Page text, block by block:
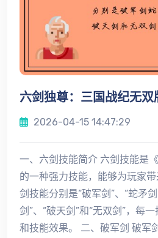
六剑独尊：三国战纪无双
2026-04-15 14:47:29
一、六剑技能简介 六剑技能是
的一种强力技能，能够为玩家
剑技能分别是“破军剑”、“蛇矛
剑”、“破天剑”和“无双剑”，每
和技能效果。 二、破军剑 破军